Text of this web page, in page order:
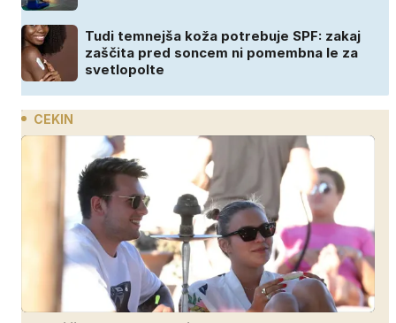
Tudi temnejša koža potrebuje SPF: zakaj
zaščita pred soncem ni pomembna le za
svetlopolte
CEKIN